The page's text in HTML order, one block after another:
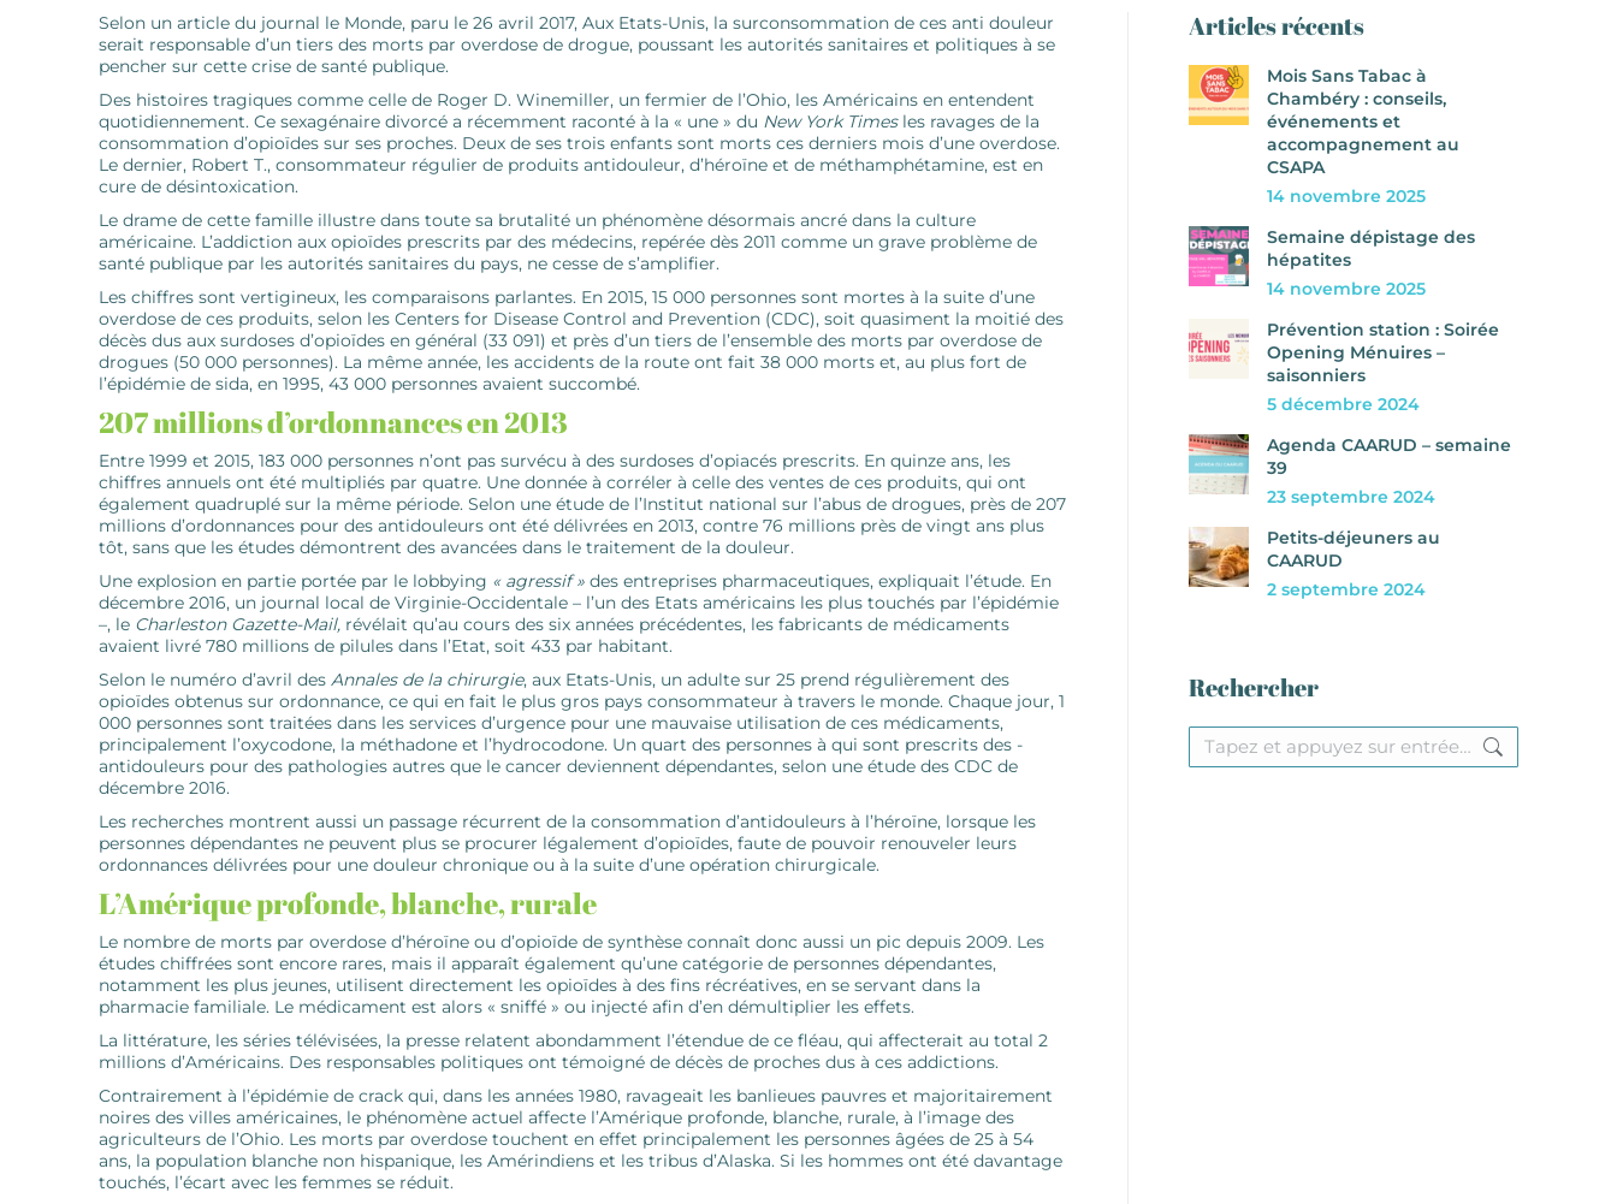
Selon un article du journal le Monde, paru le 26 avril 2017, Aux Etats-Unis, la surconsommation de ces anti douleur
serait responsable d’un tiers des morts par overdose de drogue, poussant les autorités sanitaires et politiques à se
pencher sur cette crise de santé publique.
Des histoires tragiques comme celle de Roger D. Winemiller, un fermier de l’Ohio, les Américains en entendent
quotidiennement. Ce sexagénaire divorcé a récemment raconté à la « une » du New York Timesles ravages de la
consommation d’opioïdes sur ses proches. Deux de ses trois enfants sont morts ces derniers mois d’une overdose.
Le dernier, Robert T., ­consommateur régulier de produits antidouleur, d’héroïne et de méthamphétamine, est en
cure de désintoxication.
Le drame de cette famille illustre dans toute sa brutalité un phénomène désormais ancré dans la culture
américaine. L’addiction aux opioïdes prescrits par des médecins, repérée dès 2011 comme un grave problème de
santé publique par les autorités sanitaires du pays, ne cesse de s’amplifier.
Les chiffres sont vertigineux, les comparaisons parlantes. En 2015, 15 000 personnes sont mortes à la suite d’une
overdose de ces produits, selon les Centers for Disease Control and Prevention (CDC), soit quasiment la moitié des
décès dus aux surdoses d’opioïdes en général (33 091) et près d’un tiers de l’ensemble des morts par overdose de
drogues (50 000 personnes). La même année, les accidents de la route ont fait 38 000 morts et, au plus fort de
l’épidémie de sida, en 1995, 43 000 personnes avaient succombé.
207 millions d’ordonnances en 2013
Entre 1999 et 2015, 183 000 personnes n’ont pas survécu à des surdoses d’opiacés prescrits. En quinze ans, les
chiffres annuels ont été multipliés par quatre. Une donnée à corréler à celle des ventes de ces produits, qui ont
également quadruplé sur la même période. Selon une étude de l’Institut national sur l’abus de drogues, près de 207
millions d’ordonnances pour des antidouleurs ont été délivrées en 2013, contre 76 millions près de vingt ans plus
tôt, sans que les études démontrent des avancées dans le traitement de la douleur.
Une explosion en partie portée par le lobbying « agressif » des entreprises pharmaceutiques, expliquait l’étude. En
décembre 2016, un journal local de Virginie-Occidentale – l’un des Etats américains les plus touchés par l’épidémie
–, le Charleston Gazette-Mail, révélait qu’au cours des six années précédentes, les fabricants de médicaments
avaient livré 780 millions de pilules dans l’Etat, soit 433 par habitant.
Selon le numéro d’avril des Annales de la chirurgie, aux Etats-Unis, un adulte sur 25 prend régulièrement des
opioïdes obtenus sur ordonnance, ce qui en fait le plus gros pays consommateur à travers le monde. Chaque jour, 1
000 personnes sont traitées dans les services d’urgence pour une mauvaise utilisation de ces médicaments,
principalement l’oxycodone, la méthadone et l’hydrocodone. Un quart des personnes à qui sont prescrits des ­
antidouleurs pour des pathologies autres que le cancer deviennent dépendantes, selon une étude des CDC de
décembre 2016.
Les recherches montrent aussi un passage ­récurrent de la consommation d’antidouleurs à l’héroïne, lorsque les
personnes dépendantes ne peuvent plus se procurer légalement d’opioïdes, faute de pouvoir renouveler leurs
ordonnances délivrées pour une douleur chronique ou à la suite d’une opération chirurgicale.
L’Amérique profonde, blanche, rurale
Le nombre de morts par overdose d’héroïne ou d’opioïde de synthèse connaît donc aussi un pic depuis 2009. Les
études chiffrées sont encore rares, mais il ­apparaît également qu’une catégorie de personnes dépendantes,
notamment les plus jeunes, utilisent directement les opioïdes à des fins ­récréatives, en se servant dans la
pharmacie familiale. Le médicament est alors « sniffé » ou injecté afin d’en démultiplier les effets.
La littérature, les séries télévisées, la presse relatent abondamment l’étendue de ce fléau, qui ­affecterait au total 2
millions d’Américains. Des responsables politiques ont témoigné de décès de proches dus à ces addictions.
Contrairement à l’épidémie de crack qui, dans les années 1980, ravageait les banlieues pauvres et majoritairement
noires des villes américaines, le phénomène actuel affecte l’Amérique profonde, blanche, rurale, à l’image des
agriculteurs de l’Ohio. Les morts par overdose touchent en effet principalement les personnes âgées de 25 à 54
ans, la population blanche non hispanique, les ­Amérindiens et les tribus d’Alaska. Si les hommes ont été davantage
touchés, l’écart avec les femmes se réduit.
Articles récents
Mois Sans Tabac à
Chambéry : conseils,
événements et
accompagnement au
CSAPA
14 novembre 2025
Semaine dépistage des
hépatites
14 novembre 2025
Prévention station : Soirée
Opening Ménuires –
saisonniers
5 décembre 2024
Agenda CAARUD – semaine
39
23 septembre 2024
Petits-déjeuners au
CAARUD
2 septembre 2024
Rechercher
Recherche